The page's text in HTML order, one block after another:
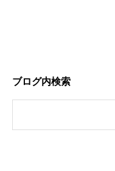
ブログ内検索